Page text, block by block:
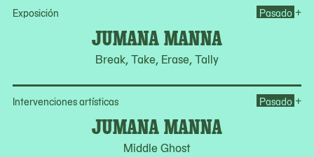
Exposición
JUMANA MANNA
Break, Take, Erase, Tally
Pasado +
Intervenciones artísticas
JUMANA MANNA
Middle Ghost
Pasado +